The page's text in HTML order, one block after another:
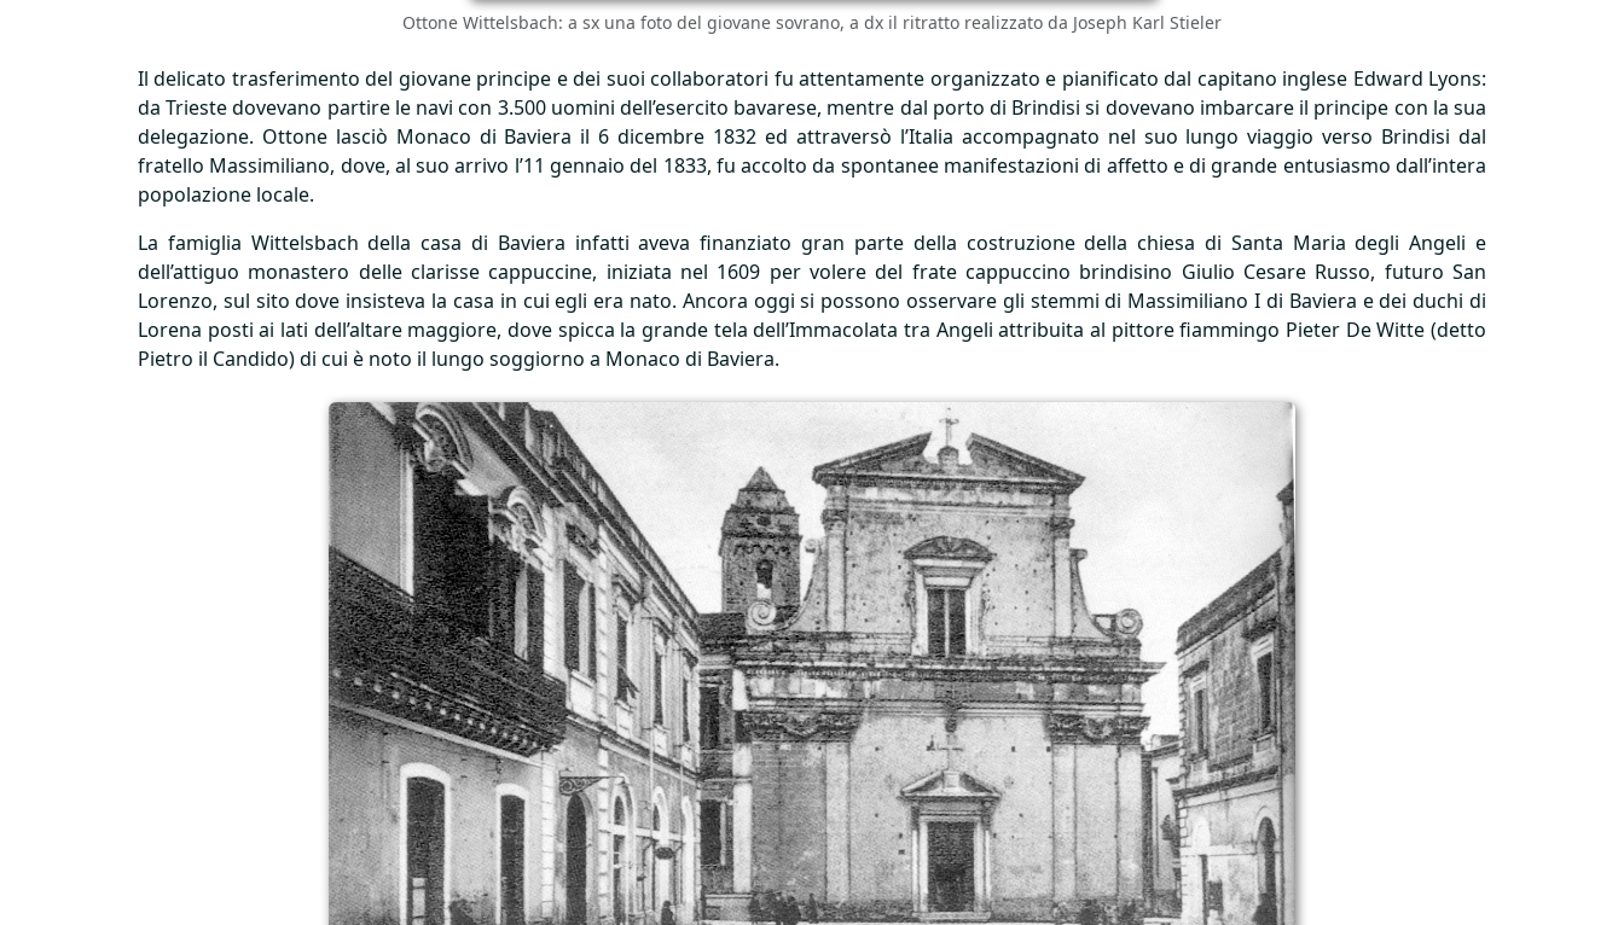
Ottone Wittelsbach: a sx una foto del giovane sovrano, a dx il ritratto realizzato da Joseph Karl Stieler
Il delicato trasferimento del giovane principe e dei suoi collaboratori fu attentamente organizzato e pianificato dal capitano inglese Edward Lyons:
da Trieste dovevano partire le navi con 3.500 uomini dell’esercito bavarese, mentre dal porto di Brindisi si dovevano imbarcare il principe con la sua
delegazione. Ottone lasciò Monaco di Baviera il 6 dicembre 1832 ed attraversò l’Italia accompagnato nel suo lungo viaggio verso Brindisi dal
fratello Massimiliano, dove, al suo arrivo l’11 gennaio del 1833, fu accolto da spontanee manifestazioni di affetto e di grande entusiasmo dall’intera
popolazione locale.
La famiglia Wittelsbach della casa di Baviera infatti aveva finanziato gran parte della costruzione della chiesa di Santa Maria degli Angeli e
dell’attiguo monastero delle clarisse cappuccine, iniziata nel 1609 per volere del frate cappuccino brindisino Giulio Cesare Russo, futuro San
Lorenzo, sul sito dove insisteva la casa in cui egli era nato. Ancora oggi si possono osservare gli stemmi di Massimiliano I di Baviera e dei duchi di
Lorena posti ai lati dell’altare maggiore, dove spicca la grande tela dell’Immacolata tra Angeli attribuita al pittore fiammingo Pieter De Witte (detto
Pietro il Candido) di cui è noto il lungo soggiorno a Monaco di Baviera.